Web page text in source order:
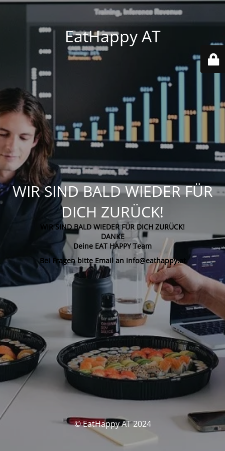
EatHappy AT
WIR SIND BALD WIEDER FÜR
DICH ZURÜCK!
WIR SIND BALD WIEDER FÜR DICH ZURÜCK!
DANKE
Deine EAT HAPPY Team
Bei Fragen bitte Email an info@eathappy.at
© EatHappy AT 2024